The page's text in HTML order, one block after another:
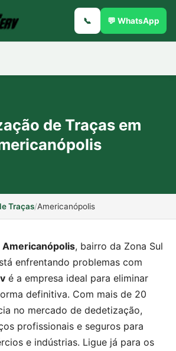
📞 💬 WhatsApp
de Traças em
Traças/Americanópolis
Americanópolis, bairro da Zona Sul
enfrentando problemas com
é a empresa ideal para eliminar
definitiva. Com mais de 20
no mercado de dedetização,
profissionais e seguros para
e indústrias. Ligue já para os